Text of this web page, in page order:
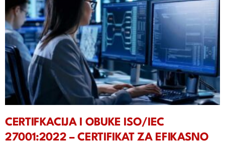
CERTIFKACIJA I OBUKE ISO/IEC
27001:2022 – CERTIFIKAT ZA EFIKASNO